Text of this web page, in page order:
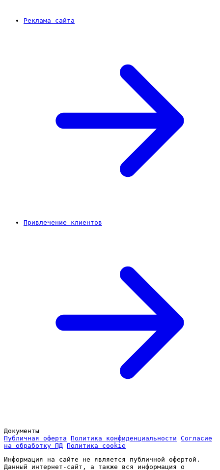
Реклама сайта
Привлечение клиентов
Документы
Публичная оферта Политика конфиденциальности Согласие
на обработку ПД Политика cookie
Информация на сайте не является публичной офертой.
Данный интернет-сайт, а также вся информация о